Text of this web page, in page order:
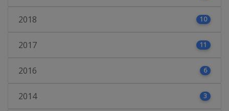
2018 10
2017 11
2016 6
2014 3